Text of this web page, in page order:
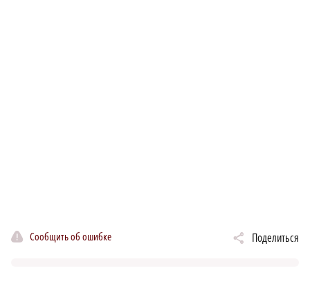
Сообщить об ошибке Поделиться